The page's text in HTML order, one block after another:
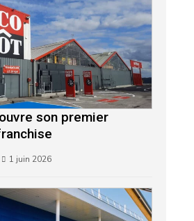
son premier
1 juin 2026